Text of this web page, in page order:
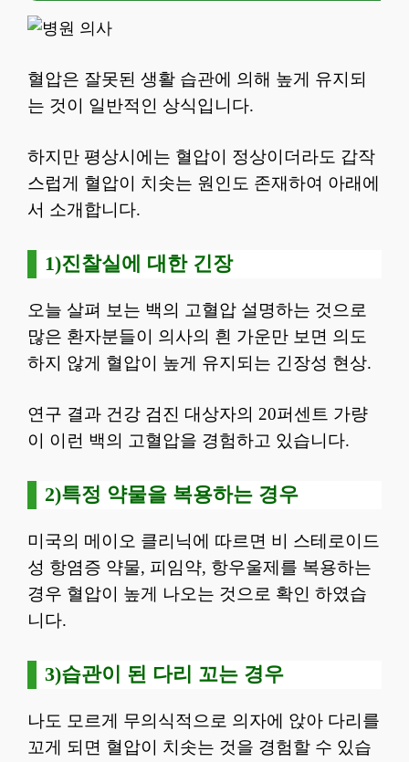
혈압은 잘못된 생활 습관에 의해 높게 유지되
는 것이 일반적인 상식입니다.
하지만 평상시에는 혈압이 정상이더라도 갑작
스럽게 혈압이 치솟는 원인도 존재하여 아래에
서 소개합니다.
1)진찰실에 대한 긴장
오늘 살펴 보는 백의 고혈압 설명하는 것으로
많은 환자분들이 의사의 흰 가운만 보면 의도
하지 않게 혈압이 높게 유지되는 긴장성 현상.
연구 결과 건강 검진 대상자의 20퍼센트 가량
이 이런 백의 고혈압을 경험하고 있습니다.
2)특정 약물을 복용하는 경우
미국의 메이오 클리닉에 따르면 비 스테로이드
성 항염증 약물, 피임약, 항우울제를 복용하는
경우 혈압이 높게 나오는 것으로 확인 하였습
니다.
3)습관이 된 다리 꼬는 경우
나도 모르게 무의식적으로 의자에 앉아 다리를
꼬게 되면 혈압이 치솟는 것을 경험할 수 있습